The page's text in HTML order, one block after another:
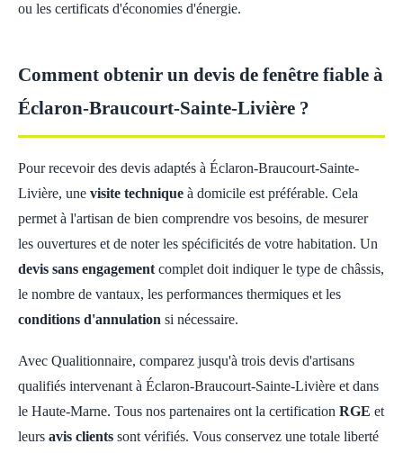
ou les certificats d'économies d'énergie.
Comment obtenir un devis de fenêtre fiable à
Éclaron-Braucourt-Sainte-Livière ?
Pour recevoir des devis adaptés à Éclaron-Braucourt-Sainte-
Livière, une visite technique à domicile est préférable. Cela
permet à l'artisan de bien comprendre vos besoins, de mesurer
les ouvertures et de noter les spécificités de votre habitation. Un
devis sans engagement complet doit indiquer le type de châssis,
le nombre de vantaux, les performances thermiques et les
conditions d'annulation si nécessaire.
Avec Qualitionnaire, comparez jusqu'à trois devis d'artisans
qualifiés intervenant à Éclaron-Braucourt-Sainte-Livière et dans
le Haute-Marne. Tous nos partenaires ont la certification RGE et
leurs avis clients sont vérifiés. Vous conservez une totale liberté